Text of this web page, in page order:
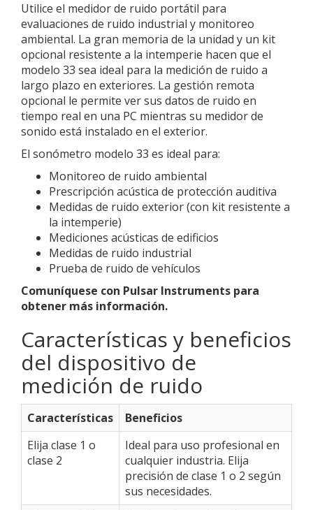
Utilice el medidor de ruido portátil para
evaluaciones de ruido industrial y monitoreo
ambiental. La gran memoria de la unidad y un kit
opcional resistente a la intemperie hacen que el
modelo 33 sea ideal para la medición de ruido a
largo plazo en exteriores. La gestión remota
opcional le permite ver sus datos de ruido en
tiempo real en una PC mientras su medidor de
sonido está instalado en el exterior.
El sonómetro modelo 33 es ideal para:
Monitoreo de ruido ambiental
Prescripción acústica de protección auditiva
Medidas de ruido exterior (con kit resistente a
la intemperie)
Mediciones acústicas de edificios
Medidas de ruido industrial
Prueba de ruido de vehículos
Comuníquese con Pulsar Instruments para
obtener más información.
Características y beneficios
del dispositivo de
medición de ruido
Características
Beneficios
Elija clase 1 o
clase 2
Ideal para uso profesional en
cualquier industria. Elija
precisión de clase 1 o 2 según
sus necesidades.